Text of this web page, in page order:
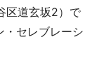
区道玄坂2）で
・セレブレーシ